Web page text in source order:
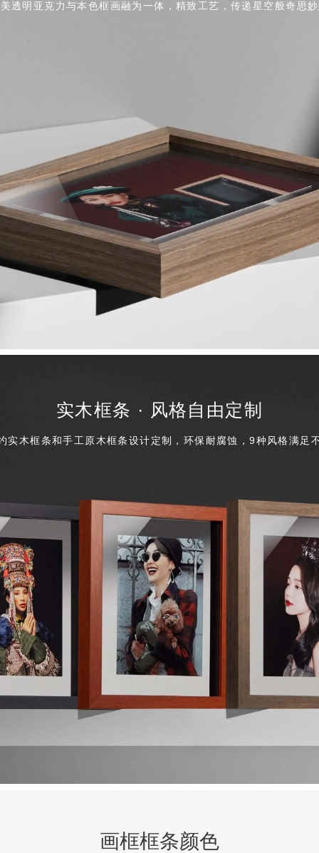
透明亚克力与本色框画融为一体，精致工艺，传递星空般奇思
实木框条 · 风格自由定制
实木框条和手工原木框条设计定制，环保耐腐蚀，9种风格满足
画框框条颜色